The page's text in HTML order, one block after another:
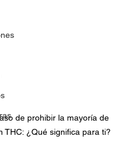
de prohibir la mayoría de
THC: ¿Qué significa para ti?